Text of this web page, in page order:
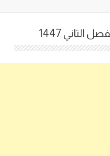
الثاني 1447